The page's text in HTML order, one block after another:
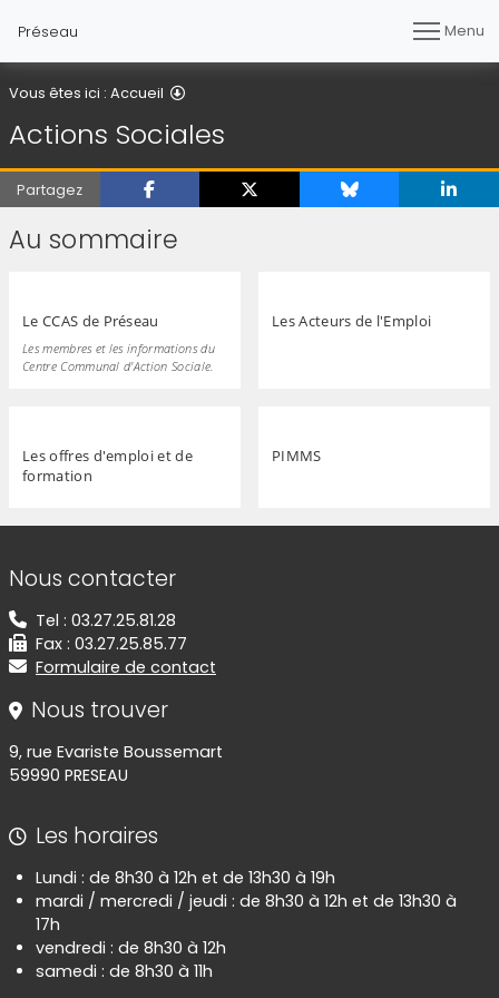
Préseau Menu
Vous êtes ici : Accueil
Actions Sociales
Partagez
Au sommaire
Le CCAS de Préseau
Les membres et les informations du
Centre Communal d'Action Sociale.
Les Acteurs de l'Emploi
Les offres d'emploi et de
formation
PIMMS
Informations de contact
Nous contacter
Tel : 03.27.25.81.28
Fax : 03.27.25.85.77
Formulaire de contact
Nous trouver
9, rue Evariste Boussemart
59990 PRESEAU
Les horaires
Lundi : de 8h30 à 12h et de 13h30 à 19h
mardi / mercredi / jeudi : de 8h30 à 12h et de 13h30 à
17h
vendredi : de 8h30 à 12h
samedi : de 8h30 à 11h